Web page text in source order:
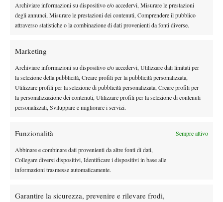
Archiviare informazioni su dispositivo e/o accedervi, Misurare le prestazioni
degli annunci, Misurare le prestazioni dei contenuti, Comprendere il pubblico
attraverso statistiche o la combinazione di dati provenienti da fonti diverse.
Marketing
Archiviare informazioni su dispositivo e/o accedervi, Utilizzare dati limitati per
la selezione della pubblicità, Creare profili per la pubblicità personalizzata,
Utilizzare profili per la selezione di pubblicità personalizzata, Creare profili per
la personalizzazione dei contenuti, Utilizzare profili per la selezione di contenuti
personalizzati, Sviluppare e migliorare i servizi.
Funzionalità Sempre attivo
Abbinare e combinare dati provenienti da altre fonti di dati,
Collegare diversi dispositivi, Identificare i dispositivi in base alle
informazioni trasmesse automaticamente.
Garantire la sicurezza, prevenire e rilevare frodi,
Facebook
Instagram